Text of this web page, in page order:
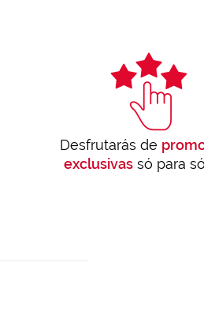
Desfrutarás de
exclusivassó para